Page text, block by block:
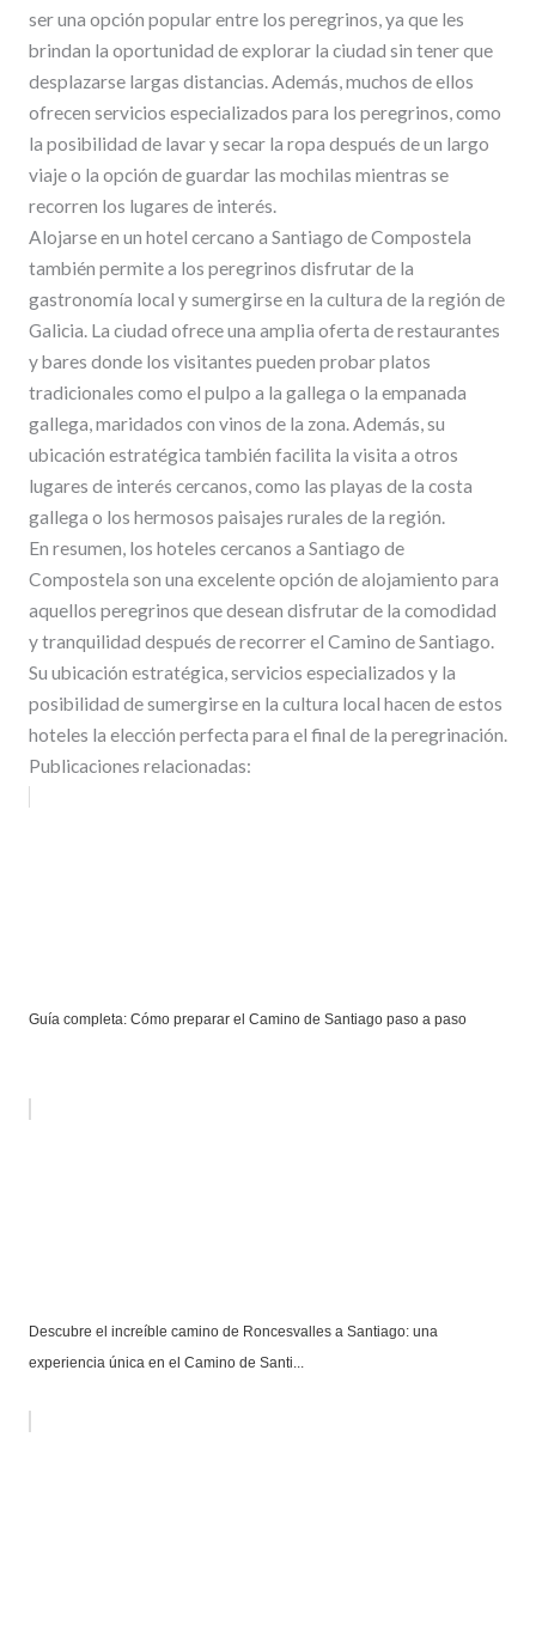
ser una opción popular entre los peregrinos, ya que les
brindan la oportunidad de explorar la ciudad sin tener que
desplazarse largas distancias. Además, muchos de ellos
ofrecen servicios especializados para los peregrinos, como
la posibilidad de lavar y secar la ropa después de un largo
viaje o la opción de guardar las mochilas mientras se
recorren los lugares de interés.
Alojarse en un hotel cercano a Santiago de Compostela
también permite a los peregrinos disfrutar de la
gastronomía local y sumergirse en la cultura de la región de
Galicia. La ciudad ofrece una amplia oferta de restaurantes
y bares donde los visitantes pueden probar platos
tradicionales como el pulpo a la gallega o la empanada
gallega, maridados con vinos de la zona. Además, su
ubicación estratégica también facilita la visita a otros
lugares de interés cercanos, como las playas de la costa
gallega o los hermosos paisajes rurales de la región.
En resumen, los hoteles cercanos a Santiago de
Compostela son una excelente opción de alojamiento para
aquellos peregrinos que desean disfrutar de la comodidad
y tranquilidad después de recorrer el Camino de Santiago.
Su ubicación estratégica, servicios especializados y la
posibilidad de sumergirse en la cultura local hacen de estos
hoteles la elección perfecta para el final de la peregrinación.
Publicaciones relacionadas:
Guía completa: Cómo preparar el Camino de Santiago paso a paso
Descubre el increíble camino de Roncesvalles a Santiago: una
experiencia única en el Camino de Santi...